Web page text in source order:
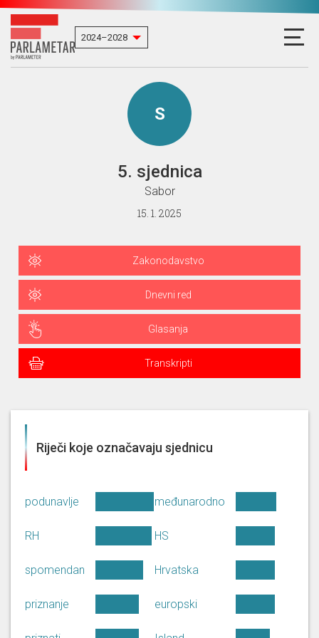
S
5. sjednica
Sabor
15. 1. 2025
Zakonodavstvo
Dnevni red
Glasanja
Transkripti
Riječi koje označavaju sjednicu
podunavlje
RH
spomendan
priznanje
međunarodno
HS
Hrvatska
europski